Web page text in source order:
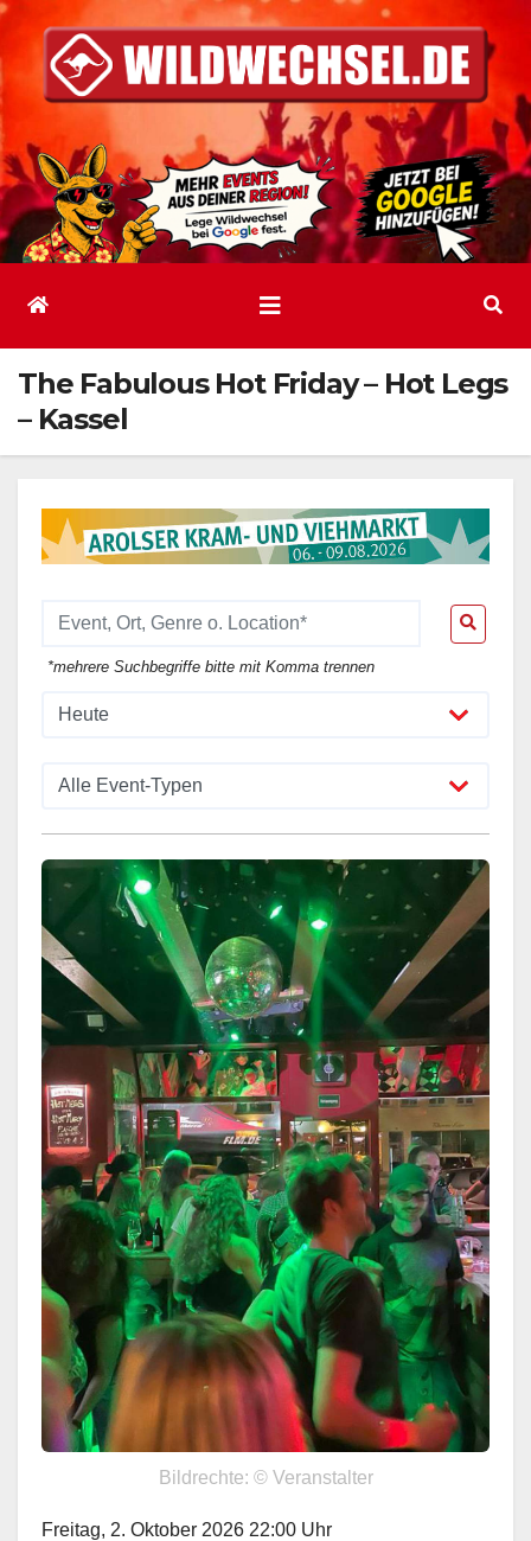
Inhalt
springen
The Fabulous Hot Friday – Hot Legs
– Kassel
*mehrere Suchbegriffe bitte mit Komma trennen
Bildrechte: © Veranstalter
Freitag, 2. Oktober 2026 22:00 Uhr